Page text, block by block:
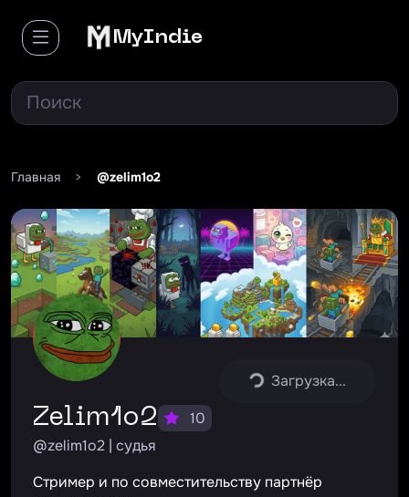
MyIndie
Главная > @zelim1o2
Загрузка...
zelim1o2
10
@zelim1o2 | судья
Стример и по совместительству партнёр